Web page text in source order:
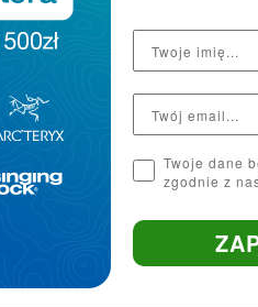
oraz miejsce na dodatkowe
Twoje dane